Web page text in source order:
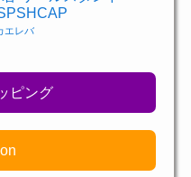
エレバ
ピング